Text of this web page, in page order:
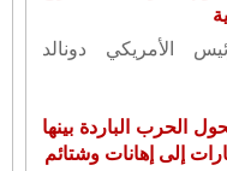
الأمريكي دونالد
الحرب الباردة بينها
إلى إهانات وشتائم